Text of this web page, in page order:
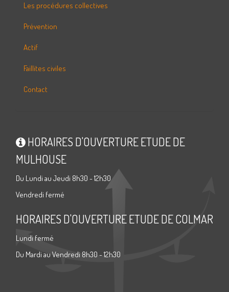
Les procédures collectives
Prévention
Actif
Faillites civiles
Contact
HORAIRES D'OUVERTURE ETUDE DE
MULHOUSE
Du Lundi au Jeudi 8h30 - 12h30
Vendredi fermé
HORAIRES D'OUVERTURE ETUDE DE COLMAR
Lundi fermé
Du Mardi au Vendredi 8h30 - 12h30